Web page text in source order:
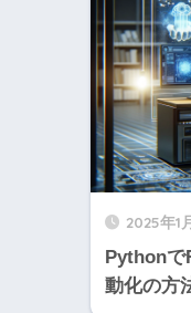
2025年1
Pythonで
動化の方